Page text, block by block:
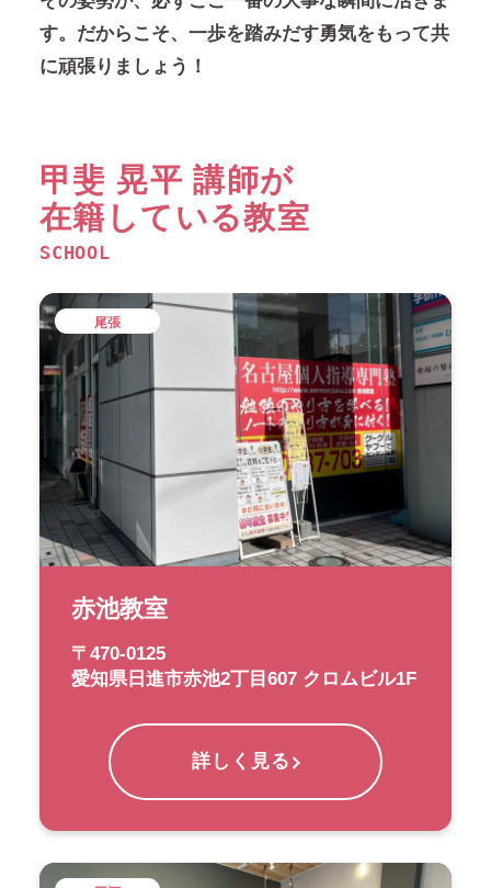
す。だからこそ、一歩を踏みだす勇気をもって共
に頑張りましょう！
甲斐 晃平 講師が
在籍している教室
SCHOOL
赤池教室
〒470-0125
愛知県日進市赤池2丁目607 クロムビル1F
詳しく見る
尾張